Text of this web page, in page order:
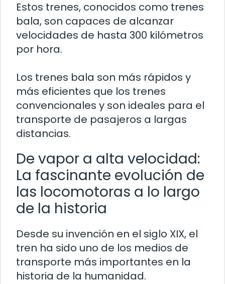
Estos trenes, conocidos como trenes
bala, son capaces de alcanzar
velocidades de hasta 300 kilómetros
por hora.
Los trenes bala son más rápidos y
más eficientes que los trenes
convencionales y son ideales para el
transporte de pasajeros a largas
distancias.
De vapor a alta velocidad:
La fascinante evolución de
las locomotoras a lo largo
de la historia
Desde su invención en el siglo XIX, el
tren ha sido uno de los medios de
transporte más importantes en la
historia de la humanidad.